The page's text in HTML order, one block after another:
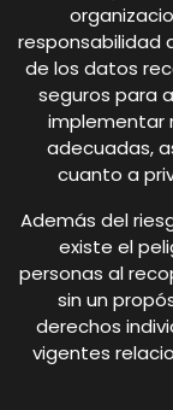
responsabilidad
de los datos
seguros para
implementar
adecuadas,
cuanto a
Además del
existe el
personas al
sin un
derechos
vigentes